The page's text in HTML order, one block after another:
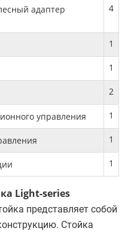
адаптер
4
1
1
2
управления 1
1
1
Light-series
представляет собой
Стойка